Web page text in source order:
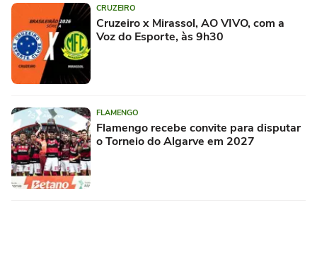
CRUZEIRO
Cruzeiro x Mirassol, AO VIVO, com a
Voz do Esporte, às 9h30
FLAMENGO
Flamengo recebe convite para disputar
o Torneio do Algarve em 2027